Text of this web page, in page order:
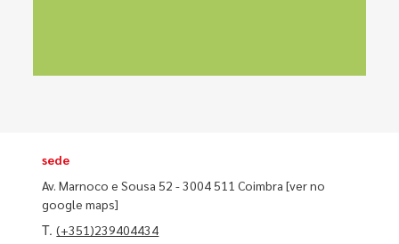
sede
Av. Marnoco e Sousa 52 - 3004 511 Coimbra[ver no
google maps]
T.(+351)239404434